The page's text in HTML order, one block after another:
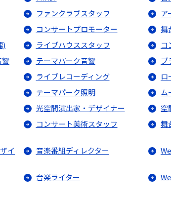
ファンクラブスタッフ ア
コンサートプロモーター 舞
)
ライブハウススタッフ コ
響
テーマパーク音響 ブ
ライブレコーディング ロ
テーマパーク照明 ム
光空間演出家・デザイナー 空
コンサート美術スタッフ 舞
イ
音楽番組ディレクター
音楽ライター